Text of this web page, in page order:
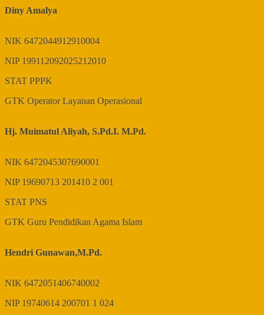
Diny Amalya
NIK 6472044912910004
NIP 199112092025212010
STAT PPPK
GTK Operator Layanan Operasional
Hj. Muimatul Aliyah, S.Pd.I. M.Pd.
NIK 6472045307690001
NIP 19690713 201410 2 001
STAT PNS
GTK Guru Pendidikan Agama Islam
Hendri Gunawan,M.Pd.
NIK 6472051406740002
NIP 19740614 200701 1 024